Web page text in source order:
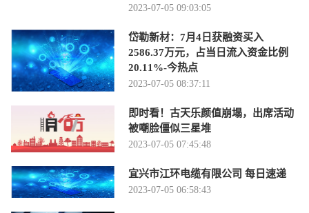
2023-07-05 09:03:05
岱勒新材：7月4日获融资买入
2586.37万元，占当日流入资金比例
20.11%-今热点
2023-07-05 08:37:11
即时看！古天乐颜值崩塌，出席活动
被嘲脸僵似三星堆
2023-07-05 07:45:48
宜兴市江环电缆有限公司 每日速递
2023-07-05 06:58:43